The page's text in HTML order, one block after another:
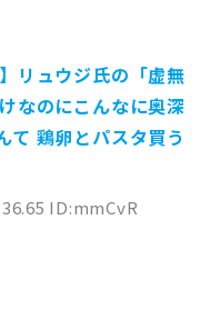
リュウジ氏の「虚無
なのにこんなに奥深
て 鶏卵とパスタ買う
ID:mmCvR